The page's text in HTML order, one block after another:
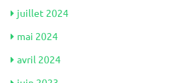
juillet 2024
mai 2024
avril 2024